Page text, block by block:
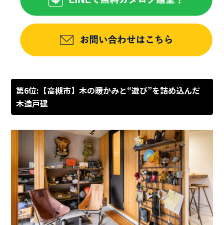
第6位:【高槻市】木の暖かみと“遊び”を詰め込んだ
木造戸建